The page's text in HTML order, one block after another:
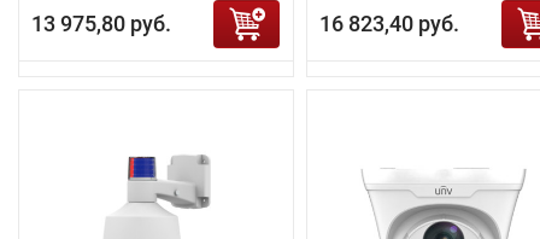
13 975,80 руб. 16 823,40 руб.